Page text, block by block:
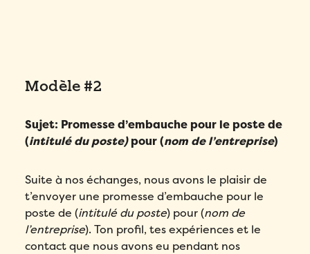
Modèle #2
Sujet: Promesse d’embauche pour le poste de
(intitulé du poste)pour (nom de l’entreprise)
Suite à nos échanges, nous avons le plaisir de
t’envoyer une promesse d’embauche pour le
poste de (intitulé du poste) pour (nom de
l’entreprise). Ton profil, tes expériences et le
contact que nous avons eu pendant nos